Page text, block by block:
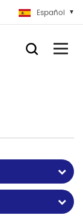
Español